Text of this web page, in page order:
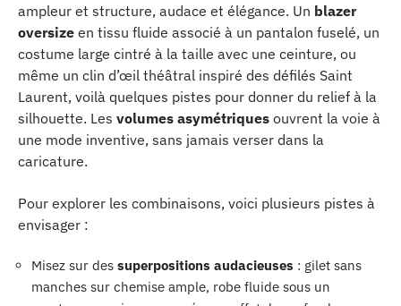
ampleur et structure, audace et élégance. Un blazer
oversize en tissu fluide associé à un pantalon fuselé, un
costume large cintré à la taille avec une ceinture, ou
même un clin d’œil théâtral inspiré des défilés Saint
Laurent, voilà quelques pistes pour donner du relief à la
silhouette. Les volumes asymétriques ouvrent la voie à
une mode inventive, sans jamais verser dans la
caricature.
Pour explorer les combinaisons, voici plusieurs pistes à
envisager :
Misez sur des superpositions audacieuses : gilet sans
manches sur chemise ample, robe fluide sous un